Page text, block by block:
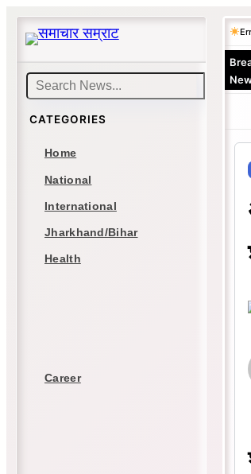
Skip
content
Search
CATEGORIES
Home
National
International
Jharkhand/Bihar
Health
Career
25 वर्षों से एकछत्र मनोज-